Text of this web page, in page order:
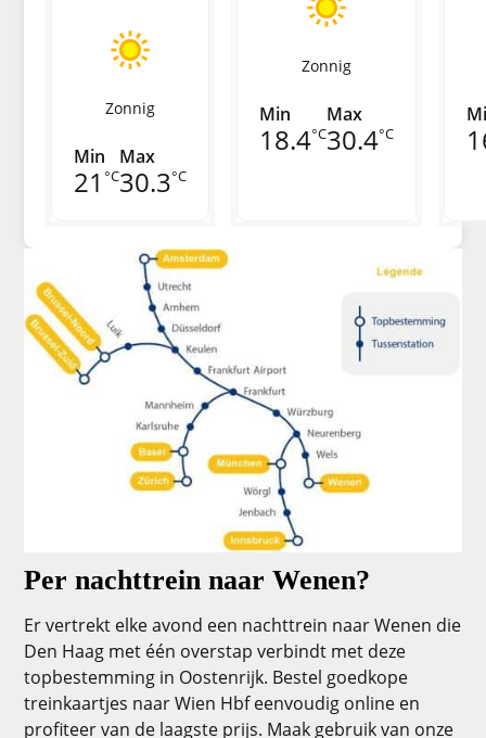
Zonnig
Min
21 °C
Max
30.3°C
Zonnig
Min
18.4°C
Max
30.4°C
Per nachttrein naar Wenen?
Er vertrekt elke avond een nachttrein naar Wenen die
Den Haag met één overstap verbindt met deze
topbestemming in Oostenrijk. Bestel goedkope
treinkaartjes naar Wien Hbf eenvoudig online en
profiteer van de laagste prijs. Maak gebruik van onze